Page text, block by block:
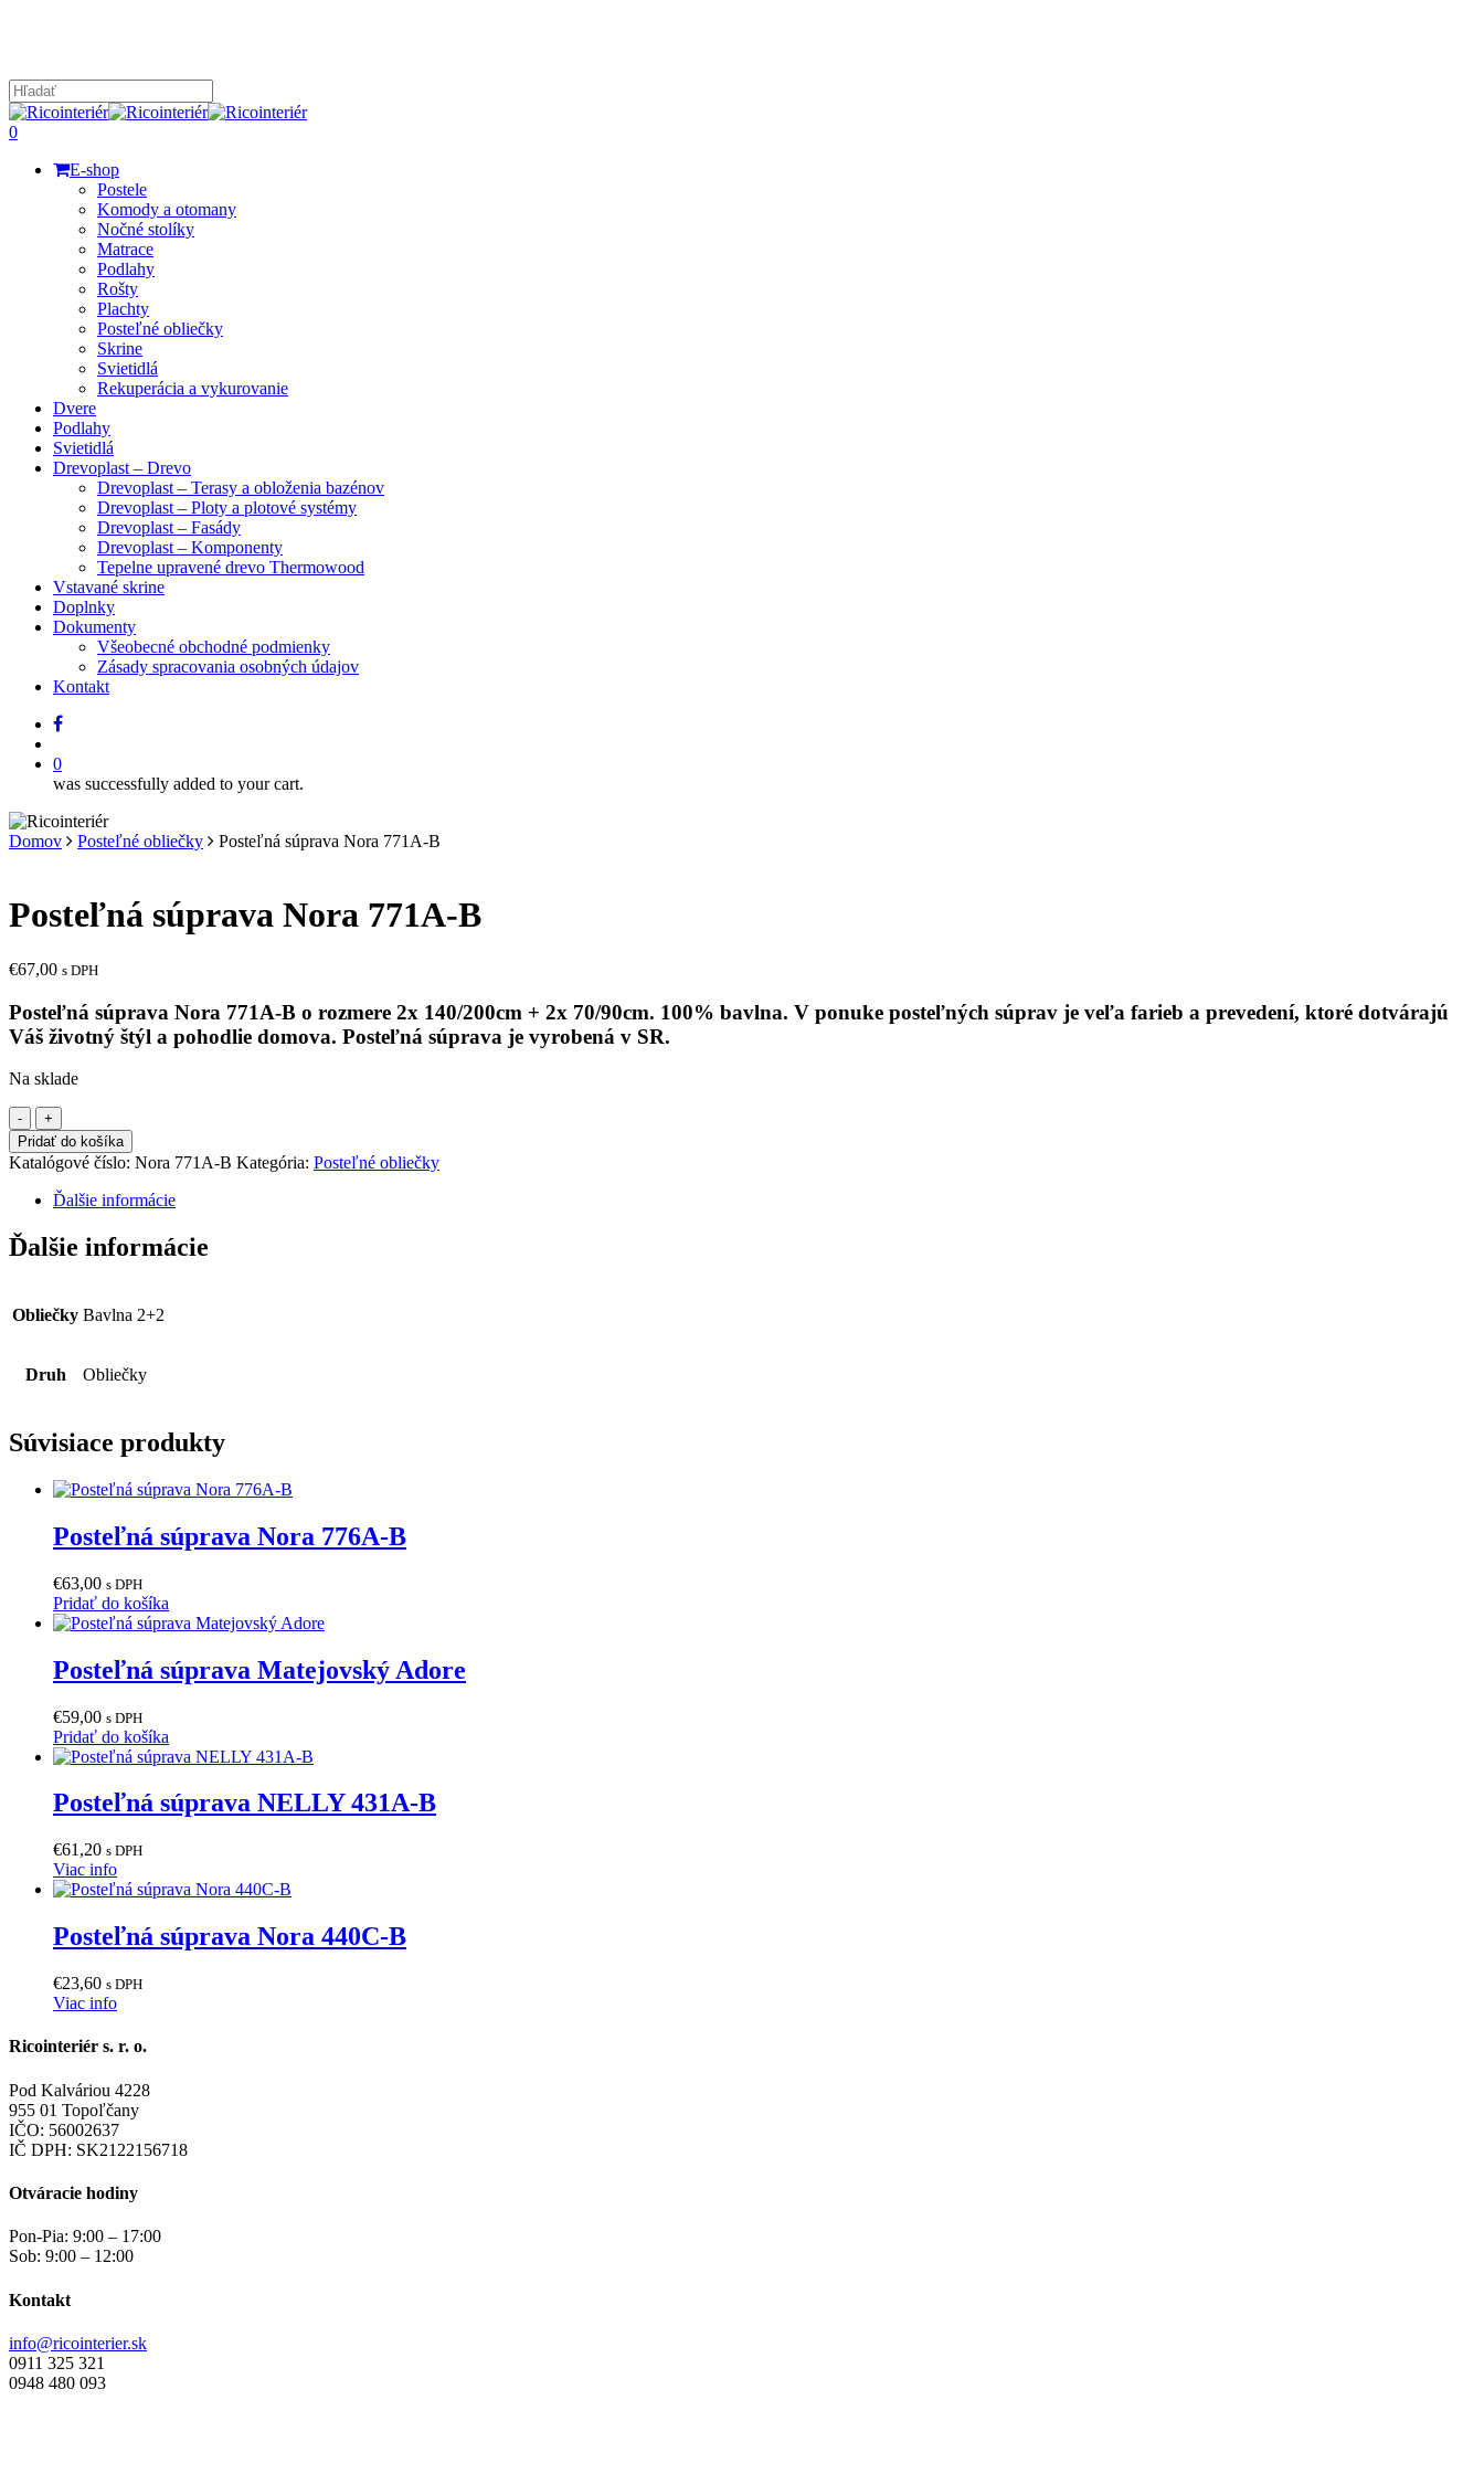
content
Close
Search
search
0
E-shop
Postele
Komody a otomany
Nočné stolíky
Matrace
Podlahy
Rošty
Plachty
Posteľné obliečky
Skrine
Svietidlá
Rekuperácia a vykurovanie
Dvere
Podlahy
Svietidlá
Drevoplast – Drevo
Drevoplast – Terasy a obloženia bazénov
Drevoplast – Ploty a plotové systémy
Drevoplast – Fasády
Drevoplast – Komponenty
Tepelne upravené drevo Thermowood
Vstavané skrine
Doplnky
Dokumenty
Všeobecné obchodné podmienky
Zásady spracovania osobných údajov
Kontakt
facebook
0
was successfully added to your cart.
Domov Posteľné obliečky Posteľná súprava Nora 771A-B
Posteľná súprava Nora 771A-B
€67,00 s DPH
Posteľná súprava Nora 771A-B o rozmere 2x 140/200cm + 2x 70/90cm. 100% bavlna. V ponuke posteľných súprav je veľa farieb a prevedení, ktoré dotvárajú
Váš životný štýl a pohodlie domova. Posteľná súprava je vyrobená v SR.
Na sklade
množstvo
Posteľná
súprava
Nora
771A-
Pridať do košíka
Katalógové číslo: Nora 771A-B Kategória: Posteľné obliečky
Ďalšie informácie
Ďalšie informácie
Obliečky Bavlna 2+2
Druh Obliečky
Súvisiace produkty
Posteľná súprava Nora 776A-B
€63,00 s DPH
Pridať do košíka
Posteľná súprava Matejovský Adore
€59,00 s DPH
Pridať do košíka
Posteľná súprava NELLY 431A-B
€61,20 s DPH
Viac info
Posteľná súprava Nora 440C-B
€23,60 s DPH
Viac info
Ricointeriér s. r. o.
Pod Kalváriou 4228
955 01 Topoľčany
IČO: 56002637
IČ DPH: SK2122156718
Otváracie hodiny
Pon-Pia: 9:00 – 17:00
Sob: 9:00 – 12:00
Kontakt
info@ricointerier.sk
0911 325 321
0948 480 093